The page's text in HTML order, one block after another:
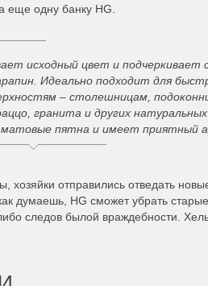
еще одну банку HG.
исходный цвет и подчеркивает
Идеально подходит для
– столешницам,
гранита и других
пятна и имеет приятный
хозяйки отправились отведать
думаешь, HG сможет убрать
следов былой враждебности.